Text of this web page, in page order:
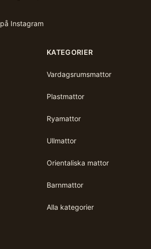
på Instagram
KATEGORIER
Vardagsrumsmattor
Plastmattor
Ryamattor
Ullmattor
Orientaliska mattor
Barnmattor
Alla kategorier